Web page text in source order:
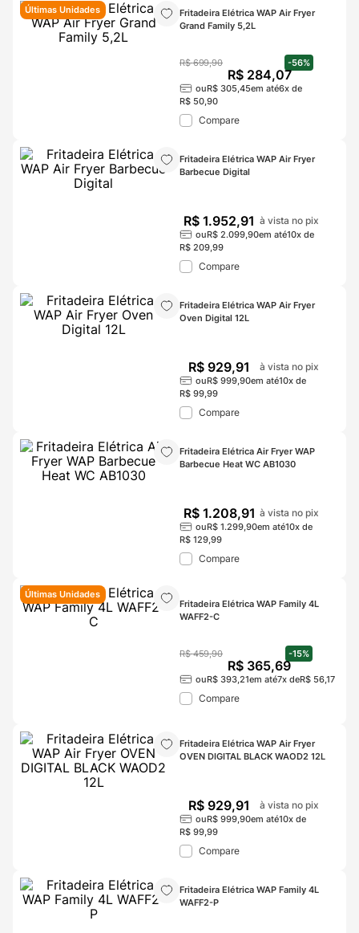
Últimas Unidades
Fritadeira Elétrica WAP Air Fryer
Grand Family 5,2L
R$ 699,90 -56%
R$ 284,07
ouR$ 305 45em até6x de
R$ 50 90
Compare
Fritadeira Elétrica WAP Air Fryer
Barbecue Digital
R$ 1.952,91 à vista no pix
ouR$ 2.099 90em até10x de
R$ 209 99
Compare
Fritadeira Elétrica WAP Air Fryer
Oven Digital 12L
R$ 929,91 à vista no pix
ouR$ 999 90em até10x de
R$ 99 99
Compare
Fritadeira Elétrica Air Fryer WAP
Barbecue Heat WC AB1030
R$ 1.208,91 à vista no pix
ouR$ 1.299 90em até10x de
R$ 129 99
Compare
Últimas Unidades
Fritadeira Elétrica WAP Family 4L
WAFF2-C
R$ 459,90 -15%
R$ 365,69
ouR$ 393 21em até7x deR$ 5617
Compare
Fritadeira Elétrica WAP Air Fryer
OVEN DIGITAL BLACK WAOD2 12L
R$ 929,91 à vista no pix
ouR$ 999 90em até10x de
R$ 99 99
Compare
Fritadeira Elétrica WAP Family 4L
WAFF2-P